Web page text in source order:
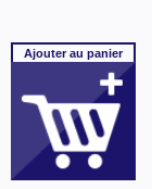
Ajouterau panier